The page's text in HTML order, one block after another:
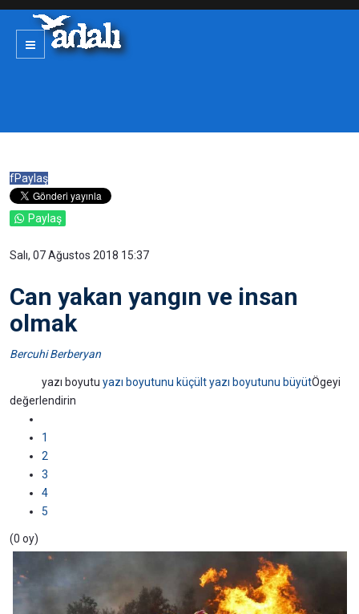
fPaylaş
Paylaş
Salı, 07 Ağustos 2018 15:37
Can yakan yangın ve insan
olmak
Bercuhi Berberyan
yazı boyutu yazı boyutunu küçült yazı boyutunu büyütÖgeyi
değerlendirin
1
2
3
4
5
(0 oy)